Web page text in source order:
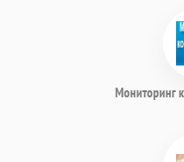
Мониторинг